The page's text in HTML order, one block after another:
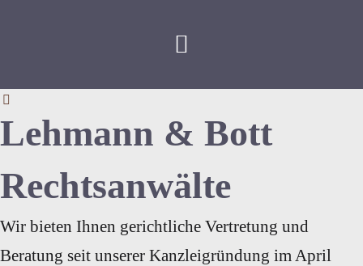
Lehmann & Bott
Rechtsanwälte
Wir bieten Ihnen gerichtliche Vertretung und
Beratung seit unserer Kanzleigründung im April